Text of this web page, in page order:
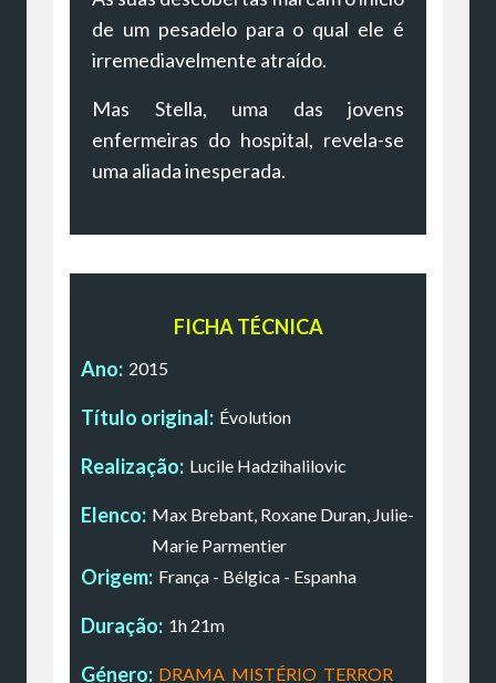
de um pesadelo para o qual ele é
irremediavelmente atraído.
Mas Stella, uma das jovens
enfermeiras do hospital, revela-se
uma aliada inesperada.
FICHA TÉCNICA
Ano: 2015
Título original: Évolution
Realização: Lucile Hadzihalilovic
Elenco: Max Brebant, Roxane Duran, Julie-
Marie Parmentier
Origem: França - Bélgica - Espanha
Duração: 1h 21m
Género: DRAMA MISTÉRIO, TERROR